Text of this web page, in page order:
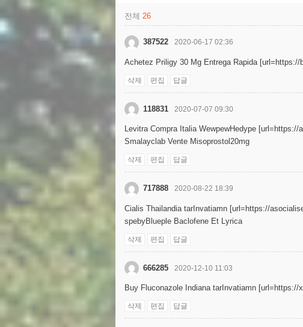
전체 26
387522 2020-06-17 02:36
Achetez Priligy 30 Mg Entrega Rapida
삭제 편집 답글
118831 2020-07-07 09:30
Levitra Compra Italia WewpewHedype
Smalayclab Vente Misoprostol20mg
삭제 편집 답글
717888 2020-08-22 18:39
Cialis Thailandia tarInvatiamn [url=https://
spebyBlueple Baclofene Et Lyrica
삭제 편집 답글
666285 2020-12-10 11:03
Buy Fluconazole Indiana tarInvatiamn
삭제 편집 답글